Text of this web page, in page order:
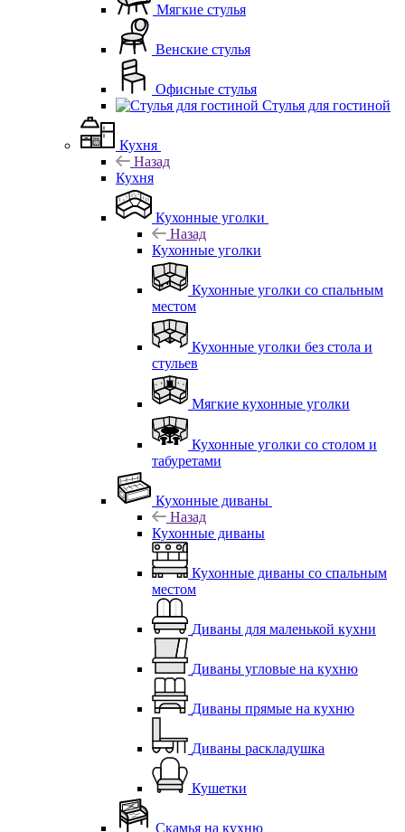
Мягкие стулья
Венские стулья
Офисные стулья
Стулья для гостиной
Кухня
Назад
Кухня
Кухонные уголки
Назад
Кухонные уголки
Кухонные уголки со спальным
местом
Кухонные уголки без стола и
стульев
Мягкие кухонные уголки
Кухонные уголки со столом и
табуретами
Кухонные диваны
Назад
Кухонные диваны
Кухонные диваны со спальным
местом
Диваны для маленькой кухни
Диваны угловые на кухню
Диваны прямые на кухню
Диваны раскладушка
Кушетки
Скамья на кухню